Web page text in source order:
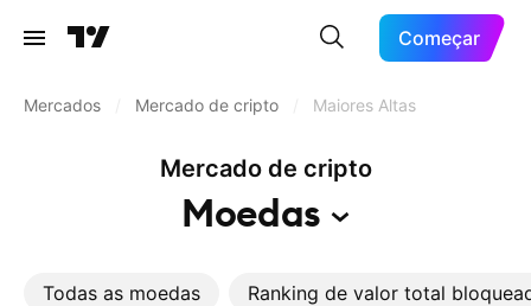
Começar
Mercados Mercado de cripto Maiores Altas
Mercado de cripto
Moedas
Todas as moedas Ranking de valor total